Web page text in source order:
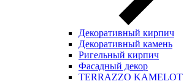
Декоративный кирпич
Декоративный камень
Ригельный кирпич
Фасадный декор
TERRAZZO KAMELOT